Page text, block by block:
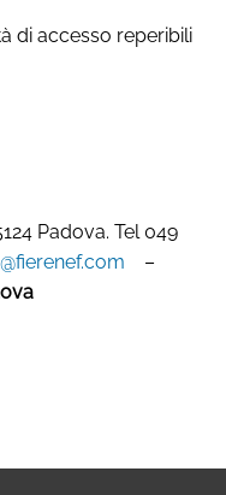
di accesso reperibili
Padova. Tel 049
–